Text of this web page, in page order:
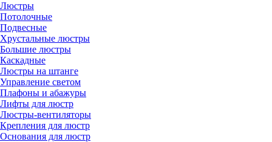
Люстры
Потолочные
Подвесные
Хрустальные люстры
Большие люстры
Каскадные
Люстры на штанге
Управление светом
Плафоны и абажуры
Лифты для люстр
Люстры-вентиляторы
Крепления для люстр
Основания для люстр